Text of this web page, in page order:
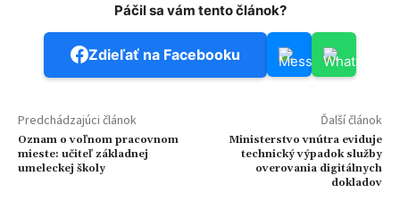
Páčil sa vám tento článok?
Zdieľať na Facebooku
Predchádzajúci článok
Oznam o voľnom pracovnom
mieste: učiteľ základnej
umeleckej školy
Ďalší článok
Ministerstvo vnútra eviduje
technický výpadok služby
overovania digitálnych
dokladov